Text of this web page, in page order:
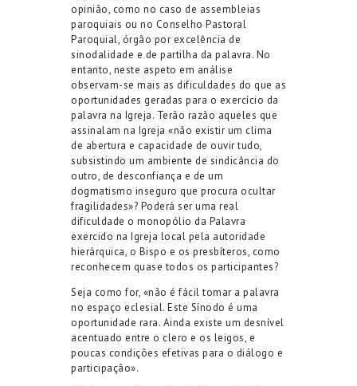
opinião, como no caso de assembleias
paroquiais ou no Conselho Pastoral
Paroquial, órgão por excelência de
sinodalidade e de partilha da palavra. No
entanto, neste aspeto em análise
observam-se mais as dificuldades do que as
oportunidades geradas para o exercício da
palavra na Igreja. Terão razão aqueles que
assinalam na Igreja «não existir um clima
de abertura e capacidade de ouvir tudo,
subsistindo um ambiente de sindicância do
outro, de desconfiança e de um
dogmatismo inseguro que procura ocultar
fragilidades»? Poderá ser uma real
dificuldade o monopólio da Palavra
exercido na Igreja local pela autoridade
hierárquica, o Bispo e os presbíteros, como
reconhecem quase todos os participantes?
Seja como for, «não é fácil tomar a palavra
no espaço eclesial. Este Sínodo é uma
oportunidade rara. Ainda existe um desnível
acentuado entre o clero e os leigos, e
poucas condições efetivas para o diálogo e
participação».